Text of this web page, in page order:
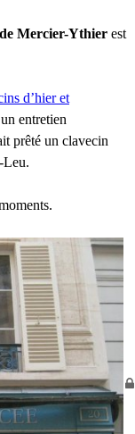
Mercier-Ythier est
d’hier et
entretien
prêté un clavecin
Leu.